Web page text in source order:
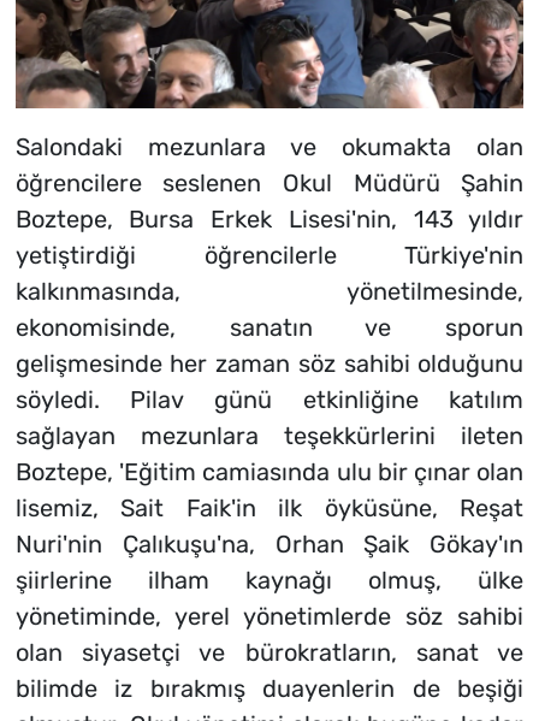
Salondaki mezunlara ve okumakta olan
öğrencilere seslenen Okul Müdürü Şahin
Boztepe, Bursa Erkek Lisesi'nin, 143 yıldır
yetiştirdiği öğrencilerle Türkiye'nin
kalkınmasında, yönetilmesinde,
ekonomisinde, sanatın ve sporun
gelişmesinde her zaman söz sahibi olduğunu
söyledi. Pilav günü etkinliğine katılım
sağlayan mezunlara teşekkürlerini ileten
Boztepe, 'Eğitim camiasında ulu bir çınar olan
lisemiz, Sait Faik'in ilk öyküsüne, Reşat
Nuri'nin Çalıkuşu'na, Orhan Şaik Gökay'ın
şiirlerine ilham kaynağı olmuş, ülke
yönetiminde, yerel yönetimlerde söz sahibi
olan siyasetçi ve bürokratların, sanat ve
bilimde iz bırakmış duayenlerin de beşiği